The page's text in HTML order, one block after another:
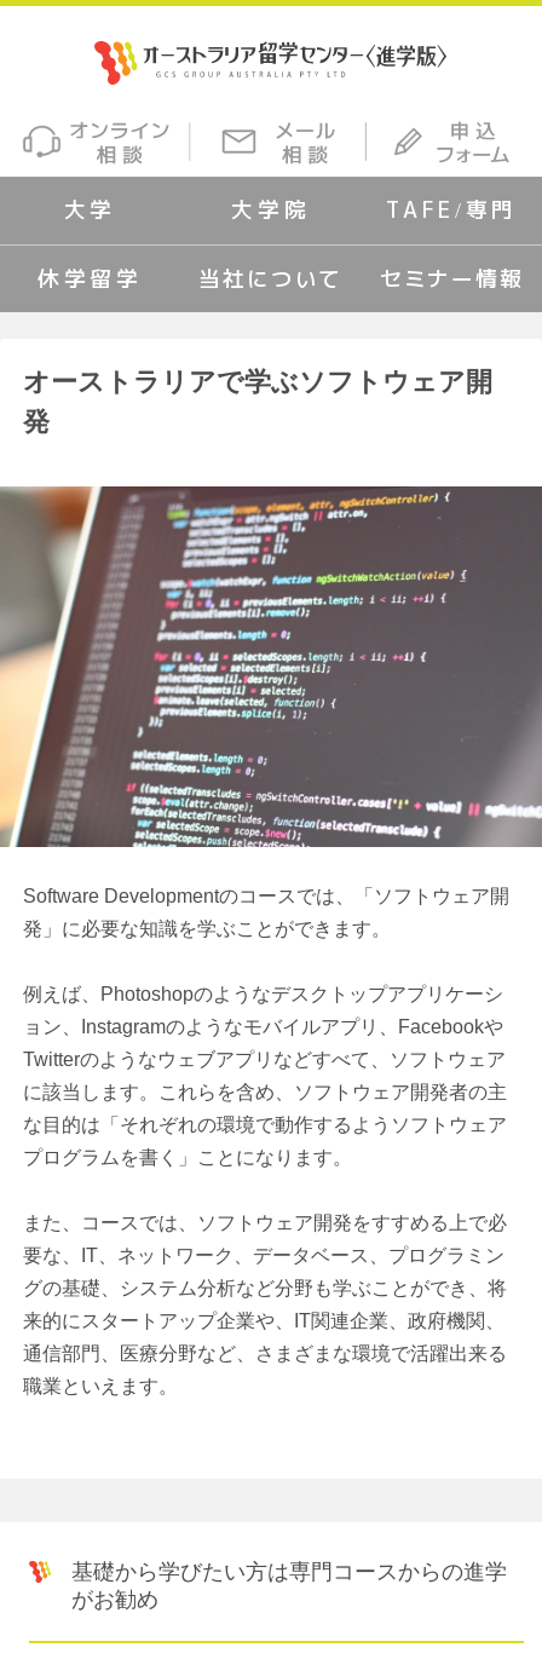
大学 大学院 TAFE/専門
休学留学 当社について セミナー情報
オーストラリアで学ぶソフトウェア開
発
Software Developmentのコースでは、「ソフトウェア開
発」に必要な知識を学ぶことができます。
例えば、Photoshopのようなデスクトップアプリケーシ
ョン、Instagramのようなモバイルアプリ、Facebookや
Twitterのようなウェブアプリなどすべて、ソフトウェア
に該当します。これらを含め、ソフトウェア開発者の主
な目的は「それぞれの環境で動作するようソフトウェア
プログラムを書く」ことになります。
また、コースでは、ソフトウェア開発をすすめる上で必
要な、IT、ネットワーク、データベース、プログラミン
グの基礎、システム分析など分野も学ぶことができ、将
来的にスタートアップ企業や、IT関連企業、政府機関、
通信部門、医療分野など、さまざまな環境で活躍出来る
職業といえます。
基礎から学びたい方は専門コースからの進学
がお勧め